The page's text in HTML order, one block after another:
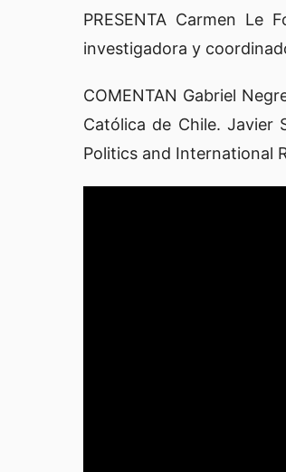
PRESENTA Carmen
investigadora y
COMENTAN Gabriel
Católica de Chile. Javier
Politics and International